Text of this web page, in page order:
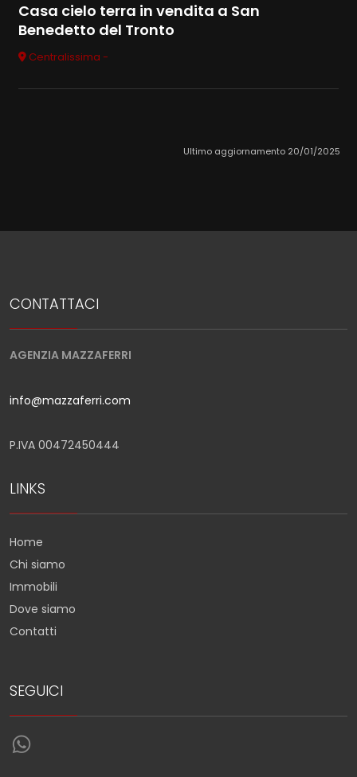
Casa cielo terra in vendita a San
Benedetto del Tronto
Centralissima -
Ultimo aggiornamento 20/01/2025
CONTATTACI
AGENZIA MAZZAFERRI
info@mazzaferri.com
P.IVA 00472450444
LINKS
Home
Chi siamo
Immobili
Dove siamo
Contatti
SEGUICI